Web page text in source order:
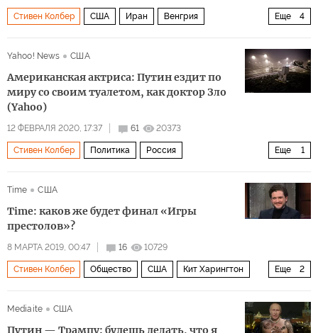
Еще 4
Стивен Колбер США Иран Венгрия
Yahoo! News США
Американская актриса: Путин ездит по
миру со своим туалетом, как доктор Зло
(Yahoo)
12 ФЕВРАЛЯ 2020, 17:37 61 20373
Еще 1
Стивен Колбер Политика Россия
Time
США
Time: каков же будет финал «Игры
престолов»?
8 МАРТА 2019, 00:47 16 10729
Еще 2
Стивен Колбер Общество США Кит Харингтон
Mediaite
США
Путин — Трампу: будешь делать, что я